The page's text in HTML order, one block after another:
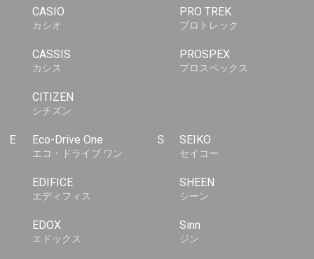
CASIO
カシオ
CASSIS
カシス
CITIZEN
シチズン
E Eco-Drive One
エコ・ドライブ ワン
EDIFICE
エディフィス
EDOX
エドックス
PRO TREK
プロトレック
PROSPEX
プロスペックス
S SEIKO
セイコー
SHEEN
シーン
Sinn
ジン